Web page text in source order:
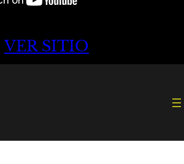
VER SITIO